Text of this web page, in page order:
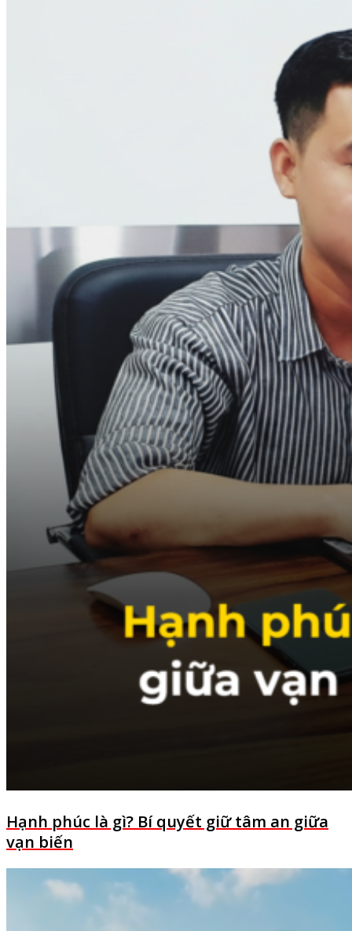
Hạnh phúc là gì? Bí quyết giữ tâm an giữa
vạn biến